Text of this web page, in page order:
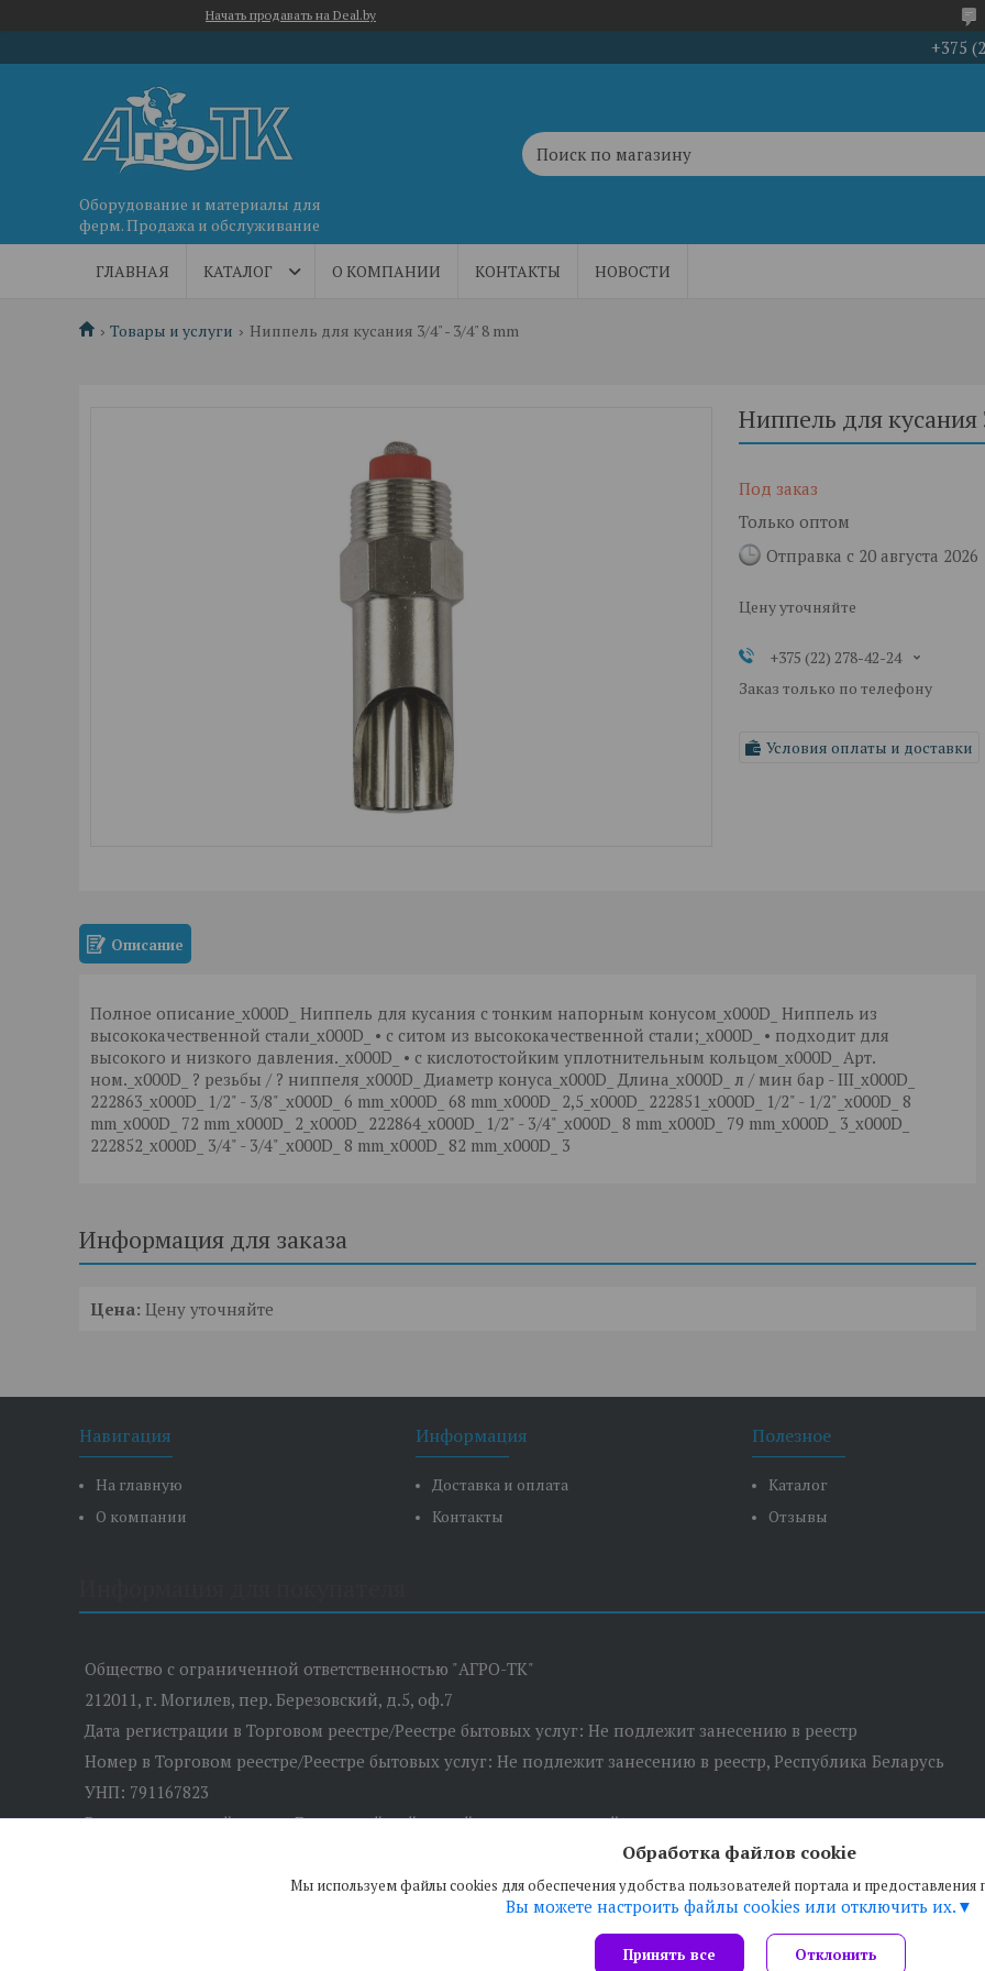
Начать продавать на Deal.by
+375
Оборудование и материалы для
ферм. Продажа и обслуживание
ГЛАВНАЯ КАТАЛОГ О КОМПАНИИ КОНТАКТЫ НОВОСТИ
Товары и услуги Ниппель для кусания 3/4" - 3/4" 8 mm
Ниппель для кусания
Под заказ
Только оптом
Отправка с 20 августа 2026
Цену уточняйте
+375 (22) 278-42-24
Заказ только по телефону
Условия оплаты и доставки
Описание
Полное описание_x000D_ Ниппель для кусания с тонким напорным конусом_x000D_ Ниппель из
высококачественной стали_x000D_ • с ситом из высококачественной стали;_x000D_ • подходит для
высокого и низкого давления._x000D_ • с кислотостойким уплотнительным кольцом_x000D_ Арт.
ном._x000D_ ? резьбы / ? ниппеля_x000D_ Диаметр конуса_x000D_ Длина_x000D_ л / мин бap - III_x000D_
222863_x000D_ 1/2" - 3/8"_x000D_ 6 mm_x000D_ 68 mm_x000D_ 2,5_x000D_ 222851_x000D_ 1/2" - 1/2"_x000D_ 8
mm_x000D_ 72 mm_x000D_ 2_x000D_ 222864_x000D_ 1/2" - 3/4"_x000D_ 8 mm_x000D_ 79 mm_x000D_ 3_x000D_
222852_x000D_ 3/4" - 3/4"_x000D_ 8 mm_x000D_ 82 mm_x000D_ 3
Информация для заказа
Цена: Цену уточняйте
Навигация
На главную
О компании
Информация
Доставка и оплата
Контакты
Полезное
Каталог
Отзывы
Общество с ограниченной ответственностью "АГРО-ТК"
212011, г. Могилев, пер. Березовский, д.5, оф.7
Дата регистрации в Торговом реестре/Реестре бытовых услуг: Не подлежит занесению в реестр
Номер в Торговом реестре/Реестре бытовых услуг: Не подлежит занесению в реестр, Республика Беларусь
УНП: 791167823
Регистрационный орган: Быховский районный исполнительный комитет
Местонахождение книги замечаний и предложений: пер. Березовский, д.5, оф.7
Сайт создан на платформе Deal.by
Обработка файлов cookie
Мы используем файлы cookies для обеспечения удобства пользователей портала и
Вы можете настроить файлы cookies или отключить их.
Принять все Отклонить